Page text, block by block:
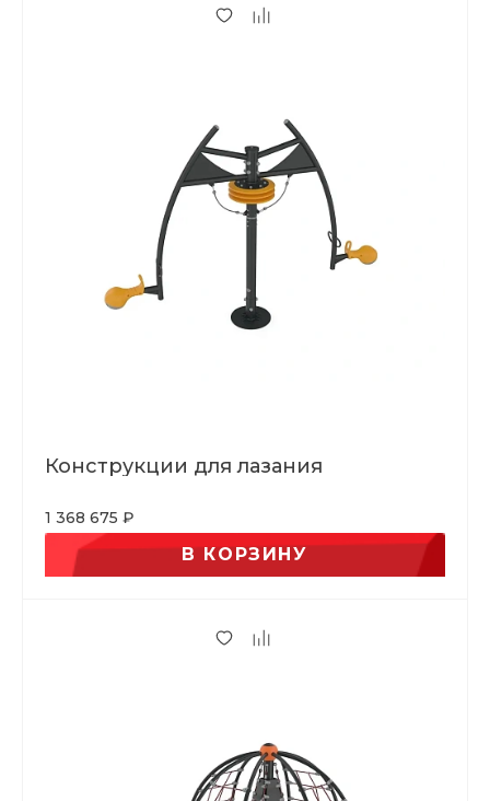
Конструкции для лазания
1 368 675 ₽
В КОРЗИНУ